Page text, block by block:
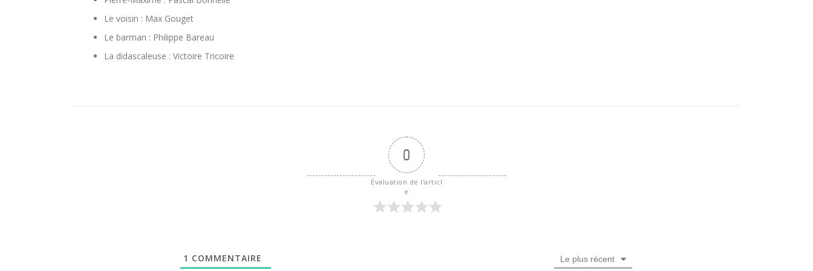
Le voisin : Max Gouget
Le barman : Philippe Bareau
La didascaleuse : Victoire Tricoire
0
Évaluation de l'articl
e
1 COMMENTAIRE Le plus récent